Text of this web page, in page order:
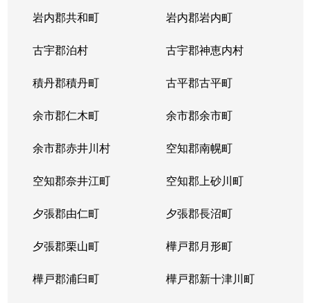
岩内郡共和町 岩内郡岩内町
古宇郡泊村 古宇郡神恵内村
積丹郡積丹町 古平郡古平町
余市郡仁木町 余市郡余市町
余市郡赤井川村 空知郡南幌町
空知郡奈井江町 空知郡上砂川町
夕張郡由仁町 夕張郡長沼町
夕張郡栗山町 樺戸郡月形町
樺戸郡浦臼町 樺戸郡新十津川町